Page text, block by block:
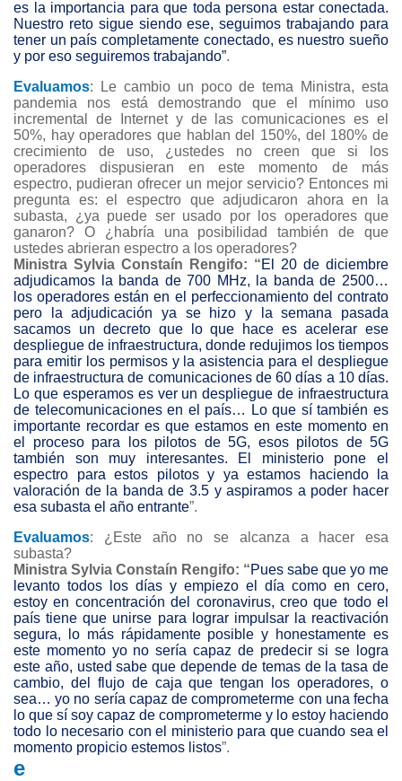
es la importancia para que toda persona estar conectada.
Nuestro reto sigue siendo ese, seguimos trabajando para
tener un país completamente conectado, es nuestro sueño
y por eso seguiremos trabajando”.
Evaluamos: Le cambio un poco de tema Ministra, esta
pandemia nos está demostrando que el mínimo uso
incremental de Internet y de las comunicaciones es el
50%, hay operadores que hablan del 150%, del 180% de
crecimiento de uso, ¿ustedes no creen que si los
operadores dispusieran en este momento de más
espectro, pudieran ofrecer un mejor servicio? Entonces mi
pregunta es: el espectro que adjudicaron ahora en la
subasta, ¿ya puede ser usado por los operadores que
ganaron? O ¿habría una posibilidad también de que
ustedes abrieran espectro a los operadores?
Ministra Sylvia Constaín Rengifo: “El 20 de diciembre
adjudicamos la banda de 700 MHz, la banda de 2500…
los operadores están en el perfeccionamiento del contrato
pero la adjudicación ya se hizo y la semana pasada
sacamos un decreto que lo que hace es acelerar ese
despliegue de infraestructura, donde redujimos los tiempos
para emitir los permisos y la asistencia para el despliegue
de infraestructura de comunicaciones de 60 días a 10 días.
Lo que esperamos es ver un despliegue de infraestructura
de telecomunicaciones en el país… Lo que sí también es
importante recordar es que estamos en este momento en
el proceso para los pilotos de 5G, esos pilotos de 5G
también son muy interesantes. El ministerio pone el
espectro para estos pilotos y ya estamos haciendo la
valoración de la banda de 3.5 y aspiramos a poder hacer
esa subasta el año entrante”.
Evaluamos: ¿Este año no se alcanza a hacer esa
subasta?
Ministra Sylvia Constaín Rengifo: “Pues sabe que yo me
levanto todos los días y empiezo el día como en cero,
estoy en concentración del coronavirus, creo que todo el
país tiene que unirse para lograr impulsar la reactivación
segura, lo más rápidamente posible y honestamente es
este momento yo no sería capaz de predecir si se logra
este año, usted sabe que depende de temas de la tasa de
cambio, del flujo de caja que tengan los operadores, o
sea… yo no sería capaz de comprometerme con una fecha
lo que sí soy capaz de comprometerme y lo estoy haciendo
todo lo necesario con el ministerio para que cuando sea el
momento propicio estemos listos”.
e